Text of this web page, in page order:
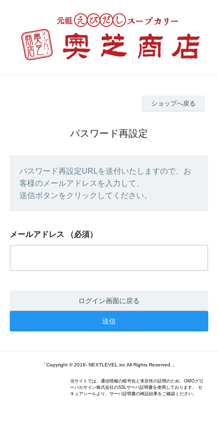
ショップへ戻る
パスワード再設定
パスワード再設定URLを送付いたしますので、お
客様のメールアドレスを入力して、
送信ボタンをクリックしてください。
メールアドレス （必須）
ログイン画面に戻る
「Copyright © 2018- NEXTLEVEL.inc All Rights Reserved.」
当サイトでは、通信情報の暗号化と実在性の証明のため、GMOグロ
ーバルサイン株式会社のSSLサーバ証明書を使用しております。 セ
キュアシールより、サーバ証明書の検証結果をご確認ください。